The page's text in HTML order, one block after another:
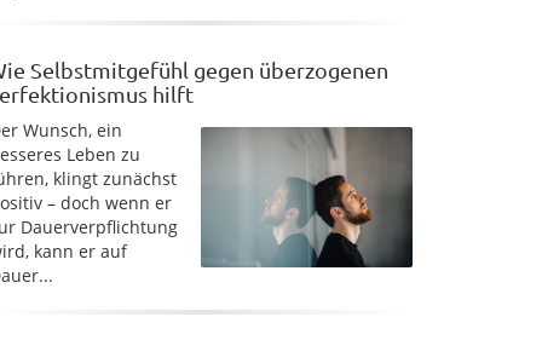
Selbstmitgefühl gegen überzogenen
hilft
Wunsch, ein
Leben zu
klingt zunächst
– doch wenn er
Dauerverpflichtung
kann er auf